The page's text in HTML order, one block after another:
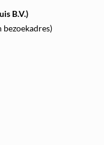
B.V.)